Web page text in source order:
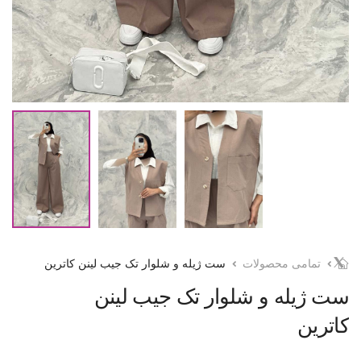
تمامی محصولات ست ژیله و شلوار تک جیب لینن کاترین
ست ژیله و شلوار تک جیب لینن
کاترین